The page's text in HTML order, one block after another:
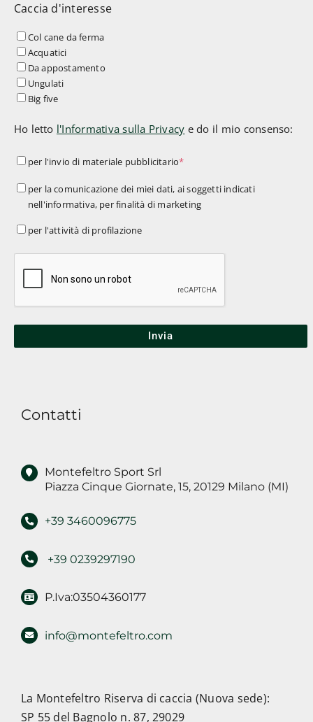
Caccia d'interesse
Col cane da ferma
Acquatici
Da appostamento
Ungulati
Big five
Ho letto l'Informativa sulla Privacy e do il mio consenso:
per
l'invio
pubblicitario*
per l'invio di materiale pubblicitario*
per
comunicazione
ai
di
per la comunicazione dei miei dati, ai soggetti indicati
nell'informativa, per finalità di marketing
per
di
profilazione
per l'attività di profilazione
Contatti
Montefeltro Sport Srl
Piazza Cinque Giornate, 15, 20129 Milano (MI)
+39 3460096775
+39 0239297190
P.Iva:03504360177
info@montefeltro.com
La Montefeltro Riserva di caccia (Nuova sede):
SP 55 del Bagnolo n. 87, 29029